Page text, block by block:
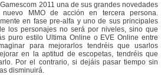
2011 una de sus grandes novedades
MMO de acción en tercera persona.
en fase pre-alfa y uno de sus principales
los personajes no será por niveles, sino que
puro estilo Ultima Online o EVE Online entre
para mejorarlos tendréis que usarlos
en la aptitud de escopetas, tendréis que
Por el contrario, si dejáis pasar tiempo sin
disminuirá.